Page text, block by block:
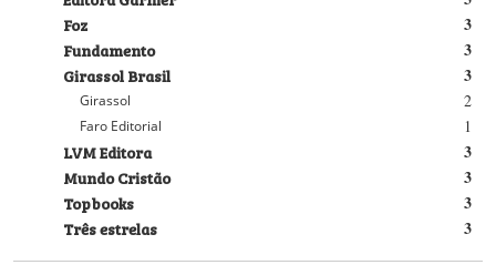
3
Foz
3
Fundamento
3
Girassol Brasil
2
Girassol
1
Faro Editorial
3
LVM Editora
3
Mundo Cristão
3
Topbooks
3
Três estrelas